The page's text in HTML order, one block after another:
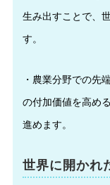
生み出すことで、
す。
・農業分野での先
の付加価値を高め
進めます。
世界に開かれ